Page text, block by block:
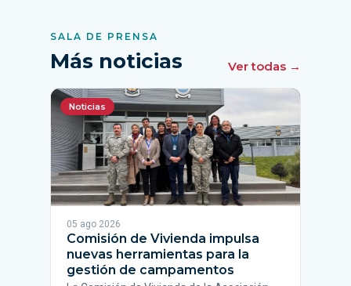
SALA DE PRENSA
Más noticias Ver todas →
Noticias
05 ago 2026
Comisión de Vivienda impulsa
nuevas herramientas para la
gestión de campamentos